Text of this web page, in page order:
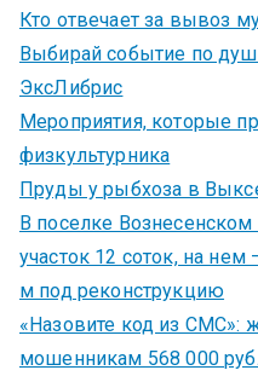
Кто отвечает за вывоз
Выбирай событие по
ЭксЛибрис
Мероприятия, которые
физкультурника
Пруды у рыбхоза в
В поселке
участок 12 соток, на
м под реконструкцию
«Назовите код из СМС»:
мошенникам 568 000